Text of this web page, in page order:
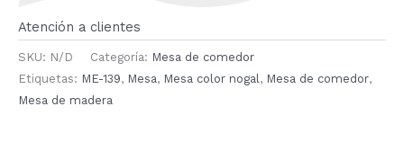
Atención a clientes
SKU: N/D Categoría: Mesa de comedor
Etiquetas: ME-139, Mesa, Mesa color nogal , Mesa de comedor,
Mesa de madera